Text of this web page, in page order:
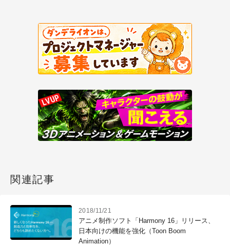
関連記事
2018/11/21
アニメ制作ソフト「Harmony 16」リリース、
日本向けの機能を強化（Toon Boom
Animation）